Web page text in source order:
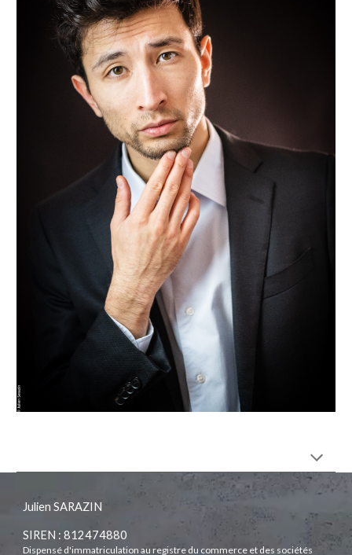
Julien SARAZIN
SIREN : 812474880
Dispensé d'immatriculation au registre du commerce et des sociétés